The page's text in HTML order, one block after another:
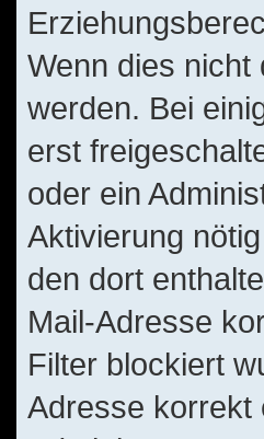
Wenn dies nicht
werden. Bei
erst
oder ein
Aktivierung
den dort
Mail-Adresse
Filter blockiert
Adresse korrekt